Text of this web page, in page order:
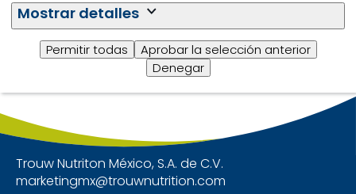
Mostrar detalles
Permitir todas
Aprobar la selección anterior
Denegar
mostrados
Trouw Nutriton México, S.A. de C.V.
marketingmx@trouwnutrition.com